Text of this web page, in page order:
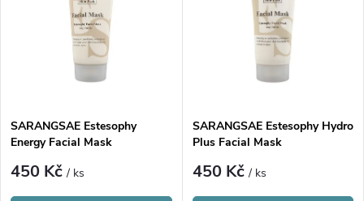
p
r
s
p
SARANGSAE Estesophy
Energy Facial Mask
450 Kč/ ks
SARANGSAE Estesophy Hydro
Plus Facial Mask
450 Kč/ ks